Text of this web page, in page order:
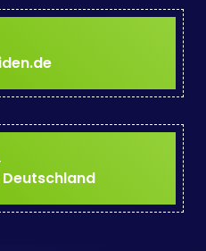
Deutschland